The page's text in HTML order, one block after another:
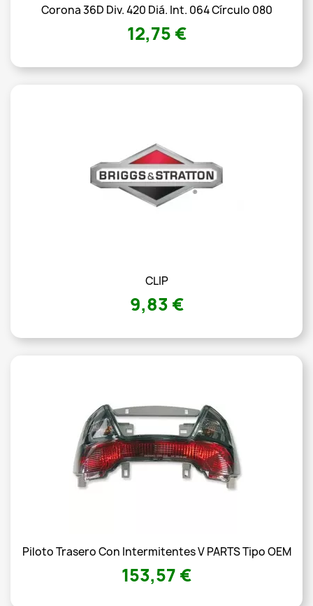
Corona 36D Div. 420 Diá. Int. 064 Círculo 080
12,75 €
CLIP
9,83 €
Piloto Trasero Con Intermitentes V PARTS Tipo OEM
153,57 €